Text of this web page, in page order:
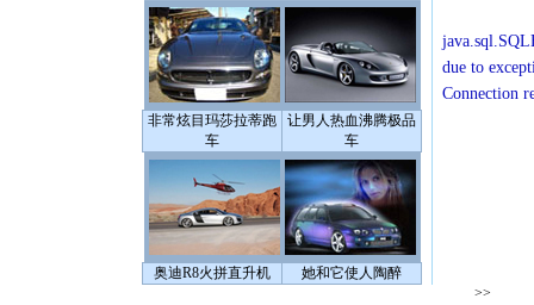
非常炫目玛莎拉蒂跑
车
让男人热血沸腾极品
车
奥迪R8火拼直升机 她和它使人陶醉
due to
Connection
>>